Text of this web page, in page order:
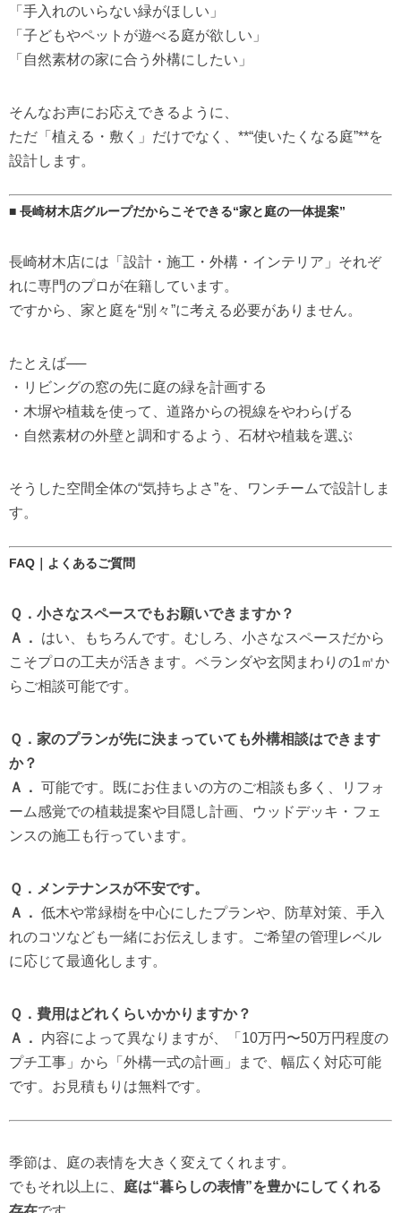
「手入れのいらない緑がほしい」
「子どもやペットが遊べる庭が欲しい」
「自然素材の家に合う外構にしたい」
そんなお声にお応えできるように、
ただ「植える・敷く」だけでなく、**“使いたくなる庭”**を
設計します。
■ 長崎材木店グループだからこそできる“家と庭の一体提案”
長崎材木店には「設計・施工・外構・インテリア」それぞ
れに専門のプロが在籍しています。
ですから、家と庭を“別々”に考える必要がありません。
たとえば──
・リビングの窓の先に庭の緑を計画する
・木塀や植栽を使って、道路からの視線をやわらげる
・自然素材の外壁と調和するよう、石材や植栽を選ぶ
そうした空間全体の“気持ちよさ”を、ワンチームで設計しま
す。
FAQ｜よくあるご質問
Ｑ．小さなスペースでもお願いできますか？
Ａ．
はい、もちろんです。むしろ、小さなスペースだから
こそプロの工夫が活きます。ベランダや玄関まわりの1㎡か
らご相談可能です。
Ｑ．家のプランが先に決まっていても外構相談はできます
か？
Ａ． 可能です。既にお住まいの方のご相談も多く、リフォ
ーム感覚での植栽提案や目隠し計画、ウッドデッキ・フェ
ンスの施工も行っています。
Ｑ．メンテナンスが不安です。
Ａ． 低木や常緑樹を中心にしたプランや、防草対策、手入
れのコツなども一緒にお伝えします。ご希望の管理レベル
に応じて最適化します。
Ｑ．費用はどれくらいかかりますか？
Ａ．
内容によって異なりますが、「10万円〜50万円程度の
プチ工事」から「外構一式の計画」まで、幅広く対応可能
です。お見積もりは無料です。
季節は、庭の表情を大きく変えてくれます。
でもそれ以上に、 庭は“暮らしの表情”を豊かにしてくれる